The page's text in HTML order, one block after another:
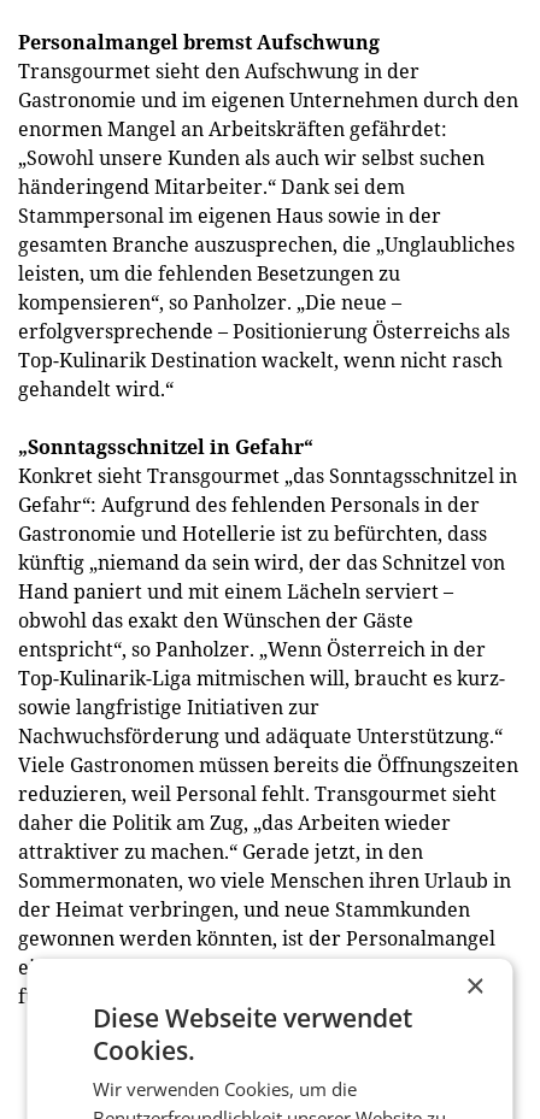
Personalmangel bremst Aufschwung
Transgourmet sieht den Aufschwung in der
Gastronomie und im eigenen Unternehmen durch den
enormen Mangel an Arbeitskräften gefährdet:
„Sowohl unsere Kunden als auch wir selbst suchen
händeringend Mitarbeiter.“ Dank sei dem
Stammpersonal im eigenen Haus sowie in der
gesamten Branche auszusprechen, die „Unglaubliches
leisten, um die fehlenden Besetzungen zu
kompensieren“, so Panholzer. „Die neue –
erfolgversprechende – Positionierung Österreichs als
Top-Kulinarik Destination wackelt, wenn nicht rasch
gehandelt wird.“
„Sonntagsschnitzel in Gefahr“
Konkret sieht Transgourmet „das Sonntagsschnitzel in
Gefahr“: Aufgrund des fehlenden Personals in der
Gastronomie und Hotellerie ist zu befürchten, dass
künftig „niemand da sein wird, der das Schnitzel von
Hand paniert und mit einem Lächeln serviert –
obwohl das exakt den Wünschen der Gäste
entspricht“, so Panholzer. „Wenn Österreich in der
Top-Kulinarik-Liga mitmischen will, braucht es kurz-
sowie langfristige Initiativen zur
Nachwuchsförderung und adäquate Unterstützung.“
Viele Gastronomen müssen bereits die Öffnungszeiten
reduzieren, weil Personal fehlt. Transgourmet sieht
daher die Politik am Zug, „das Arbeiten wieder
attraktiver zu machen.“ Gerade jetzt, in den
Sommermonaten, wo viele Menschen ihren Urlaub in
der Heimat verbringen, und neue Stammkunden
gewonnen werden könnten, ist der Personalmangel
ein echter Hemmschuh. „Es gibt keine zweite Chance
für den ersten Eindruck.“ (red)
×
Diese Webseite verwendet
Cookies.
Wir verwenden Cookies, um die